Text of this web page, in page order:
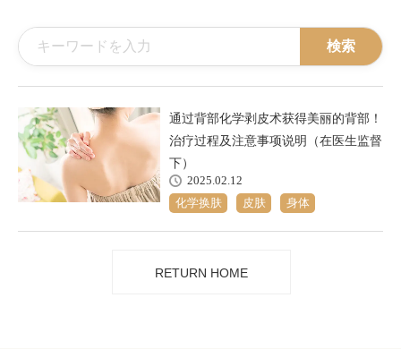
検索
通过背部化学剥皮术获得美丽的背部！
治疗过程及注意事项说明（在医生监督
下）
2025.02.12
化学换肤
皮肤 身体
RETURN HOME